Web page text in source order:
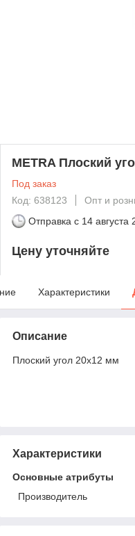
METRA Плоский
Под заказ
Код: 638123
Опт и
Отправка с 14 августа
Цену уточняйте
Характеристики
Описание
Плоский угол 20x12 мм
Характеристики
Основные атрибуты
Производитель